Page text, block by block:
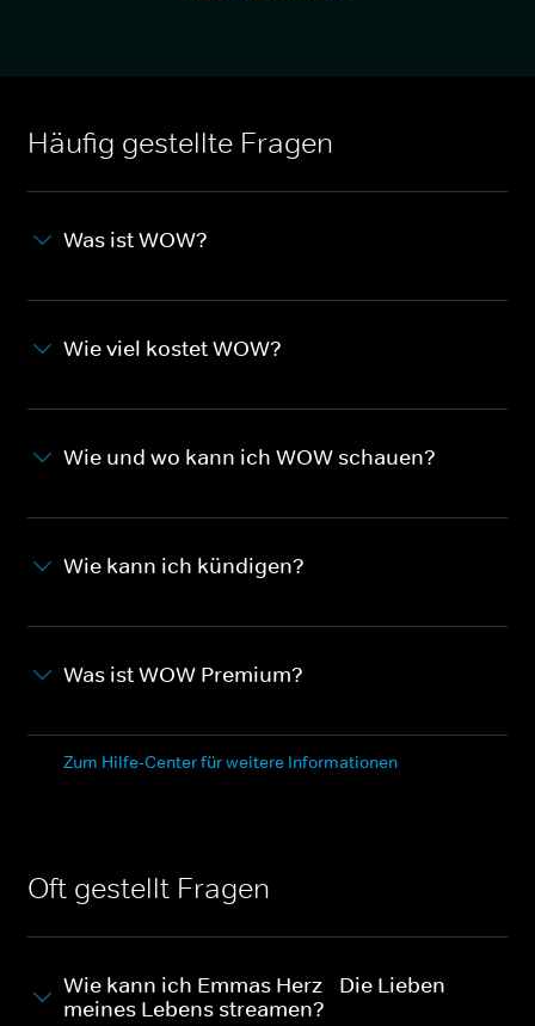
Häufig gestellte Fragen
Was ist WOW?
Wie viel kostet WOW?
Wie und wo kann ich WOW schauen?
Wie kann ich kündigen?
Was ist WOW Premium?
Zum Hilfe-Center für weitere Informationen
Oft gestellt Fragen
Wie kann ich Emmas Herz - Die Lieben
meines Lebens streamen?